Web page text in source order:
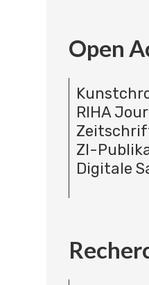
Open
RIHA
ZI-
Digitale